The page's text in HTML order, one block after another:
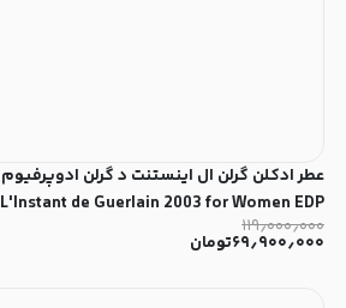
L'Instant de Guerlain 2003 for Women EDP
۱۱۹٫۰۰۰٫۰۰۰
۶۹٫۹۰۰٫۰۰۰تومان